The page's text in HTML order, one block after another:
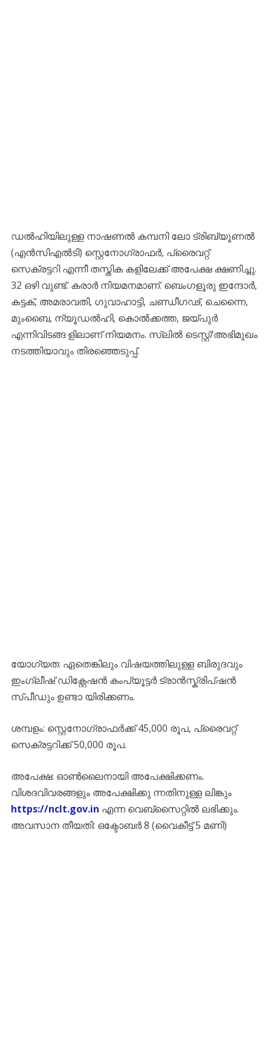
ഡൽഹിയിലുള്ള നാഷണൽ കമ്പനി ലോ ട്രിബ്യൂണൽ
(എൻസിഎൽടി) സ്റ്റെനോഗ്രാഫർ, പ്രൈവറ്റ്
സെക്രട്ടറി എന്നീ തസ്തിക കളിലേക്ക് അപേക്ഷ ക്ഷണിച്ചു.
32 ഒഴി വുണ്ട്. കരാർ നിയമനമാണ്. ബെംഗളൂരു ഇന്ദോർ,
കട്ടക്, അമരാവതി, ഗുവാഹാട്ടി, ചണ്ഡീഗഢ്, ചെന്നൈ,
മുംബൈ, ന്യൂഡൽഹി, കൊൽക്കത്ത, ജയ്‌പുർ
എന്നിവിടങ്ങ ളിലാണ് നിയമനം. സ്ലിൽ ടെസ്റ്റ്/അഭിമുഖം
നടത്തിയാവും തിരഞ്ഞെടുപ്പ്.
യോഗ്യത: ഏതെങ്കിലും വിഷയത്തിലുള്ള ബിരുദവും
ഇംഗ്ലീഷ് ഡിക്റ്റേഷൻ കംപ്യൂട്ടർ ട്രാൻസ്ക്രിപ്ഷൻ
സ്പീഡും ഉണ്ടാ യിരിക്കണം.
ശമ്പളം: സ്റ്റെനോഗ്രാഫർക്ക് 45,000 രൂപ, പ്രൈവറ്റ്
സെക്രട്ടറിക്ക് 50,000 രൂപ.
അപേക്ഷ: ഓൺലൈനായി അപേക്ഷിക്കണം.
വിശദവിവരങ്ങളും അപേക്ഷിക്കു ന്നതിനുള്ള ലിങ്കും
https://nclt.gov.in എന്ന വെബ്സൈറ്റിൽ ലഭിക്കും.
അവസാന തീയതി: ഒക്ടോബർ 8 (വൈകീട്ട് 5 മണി)